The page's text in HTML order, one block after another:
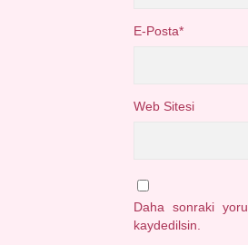
E-Posta*
Web Sitesi
Daha sonraki
kaydedilsin.